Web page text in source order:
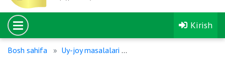
Kirish
Bosh sahifa Uy-joy masalalari